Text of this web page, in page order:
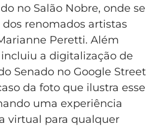
no Salão Nobre, onde se
renomados artistas
Peretti. Além
a digitalização de
Senado no Google Street
da foto que ilustra esse
uma experiência
virtual para qualquer